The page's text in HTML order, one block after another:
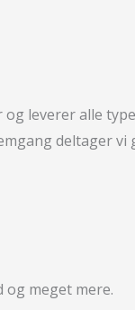
og leverer alle
deltager vi
meget mere.